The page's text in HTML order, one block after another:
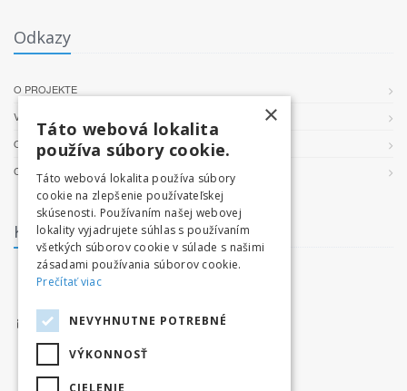
Odkazy
O PROJEKTE
VŠEOBECNÉ PODMIENKY
OCHRANA OSOBNÝCH ÚDAJOV
COOKIES
Kontakt
facebook.com/tatryvpohybe
info@tatryvpohybe.sk
×
Táto webová lokalita
používa súbory cookie.
Táto webová lokalita používa súbory
cookie na zlepšenie používateľskej
skúsenosti. Používaním našej webovej
lokality vyjadrujete súhlas s používaním
všetkých súborov cookie v súlade s našimi
zásadami používania súborov cookie.
Prečítať viac
NEVYHNUTNE POTREBNÉ
VÝKONNOSŤ
CIELENIE